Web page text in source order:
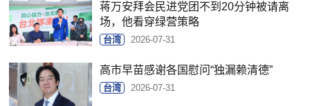
蒋万安拜会民进党团不到20分钟被请离
场，他看穿绿营策略
台湾 2026-07-31
高市早苗感谢各国慰问“独漏赖清德”
台湾 2026-07-31